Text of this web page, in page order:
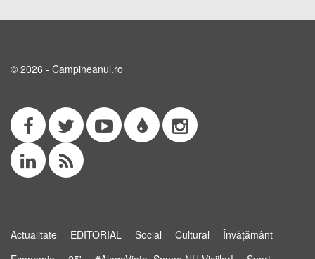
© 2026 - Campineanul.ro
Actualitate EDITORIAL Social Cultural
Învățământ